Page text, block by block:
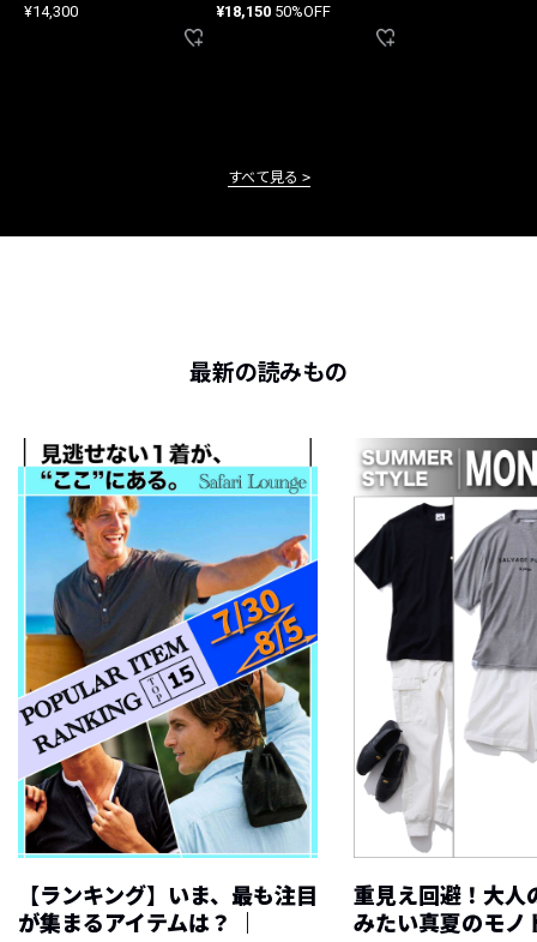
¥14,300 ¥18,150 50%OFF
すべて見る
最新の読みもの
【ランキング】いま、最も注目
が集まるアイテムは？ ｜
重見え回避！大人
みたい真夏のモノ